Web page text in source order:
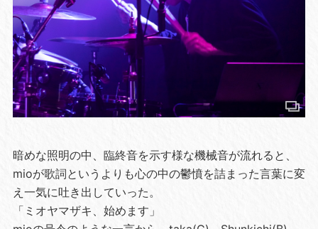
暗めな照明の中、臨終音を示す様な機械音が流れると、
mioが歌詞というよりも心の中の鬱憤を詰まった言葉に変
え一気に吐き出していった。
「ミオヤマザキ、始めます」